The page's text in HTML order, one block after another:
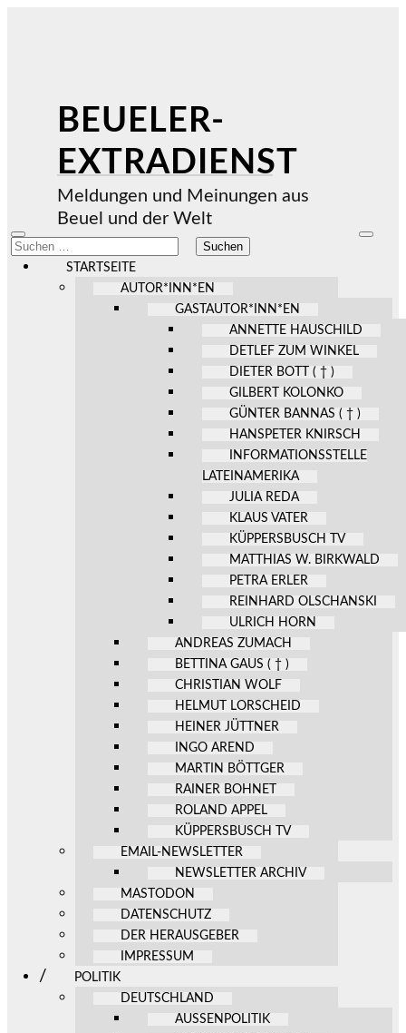
BEUELER-
EXTRADIENST
Meldungen und Meinungen aus
Beuel und der Welt
Mobile-
Menü
ein-/ausblenden
Suchen
nach:
STARTSEITE
AUTOR*INN*EN
GASTAUTOR*INN*EN
ANNETTE HAUSCHILD
DETLEF ZUM WINKEL
DIETER BOTT ( † )
GILBERT KOLONKO
GÜNTER BANNAS ( † )
HANSPETER KNIRSCH
INFORMATIONSSTELLE
LATEINAMERIKA
JULIA REDA
KLAUS VATER
KÜPPERSBUSCH TV
MATTHIAS W. BIRKWALD
PETRA ERLER
REINHARD OLSCHANSKI
ULRICH HORN
ANDREAS ZUMACH
BETTINA GAUS ( † )
CHRISTIAN WOLF
HELMUT LORSCHEID
HEINER JÜTTNER
INGO AREND
MARTIN BÖTTGER
RAINER BOHNET
ROLAND APPEL
KÜPPERSBUSCH TV
EMAIL-NEWSLETTER
NEWSLETTER ARCHIV
MASTODON
DATENSCHUTZ
DER HERAUSGEBER
IMPRESSUM
POLITIK
DEUTSCHLAND
AUSSENPOLITIK